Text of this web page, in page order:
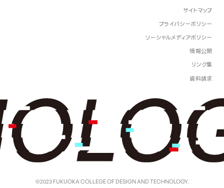
サイトマップ
プライバシーポリシー
ソーシャルメディアポリシー
情報公開
リンク集
資料請求
©2023 FUKUOKA COLLEGE OF DESIGN AND TECHNOLOGY.